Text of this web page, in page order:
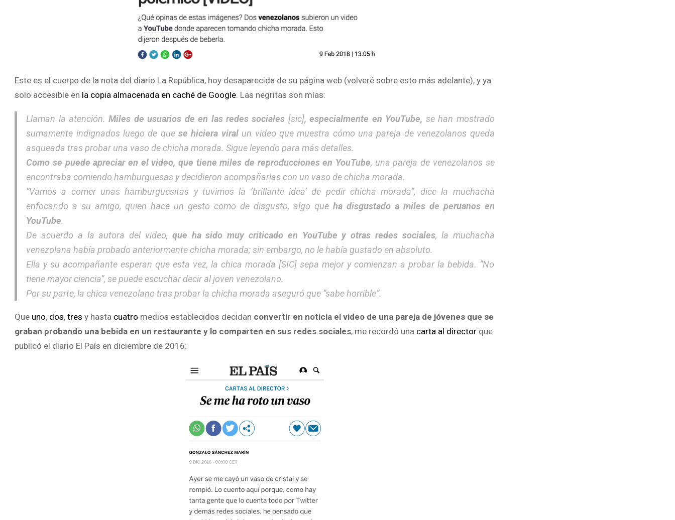
Este es el cuerpo de la nota del diario La República, hoy desaparecida de su página web (volveré sobre esto más adelante), y ya
solo accesible en la copia almacenada en caché de Google . Las negritas son mías:
Llaman la atención.Miles de usuarios de en las redes sociales [sic], especialmente en YouTube, se han mostrado
sumamente indignados luego de que se hiciera viralun video que muestra cómo una pareja de venezolanos queda
asqueada tras probar una vaso de chicha morada. Sigue leyendo para más detalles.
Como se puede apreciar en el video, que tiene miles de reproducciones en YouTube, una pareja de venezolanos se
encontraba comiendo hamburguesas y decidieron acompañarlas con un vaso de chicha morada.
“Vamos a comer unas hamburguesitas y tuvimos la ‘brillante idea’ de pedir chicha morada”, dice la muchacha
enfocando a su amigo, quien hace un gesto como de disgusto, algo que ha disgustado a miles de peruanos en
YouTube.
De acuerdo a la autora del video, que ha sido muy criticado en YouTube y otras redes sociales, la muchacha
venezolana había probado anteriormente chicha morada; sin embargo, no le había gustado en absoluto.
Ella y su acompañante esperan que esta vez, la chica morada [SIC] sepa mejor y comienzan a probar la bebida. “No
tiene mayor ciencia”, se puede escuchar decir al joven venezolano.
Por su parte, la chica venezolano tras probar la chicha morada aseguró que “sabe horrible”.
Que uno, dos, tres y hasta cuatro medios establecidos decidan convertir en noticia el video de una pareja de jóvenes que se
graban probando una bebida en un restaurante y lo comparten en sus redes sociales, me recordó una carta al director que
publicó el diario El País en diciembre de 2016: